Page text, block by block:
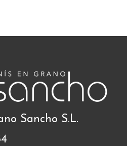
Sancho S.L.